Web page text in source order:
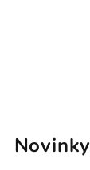
Novinky